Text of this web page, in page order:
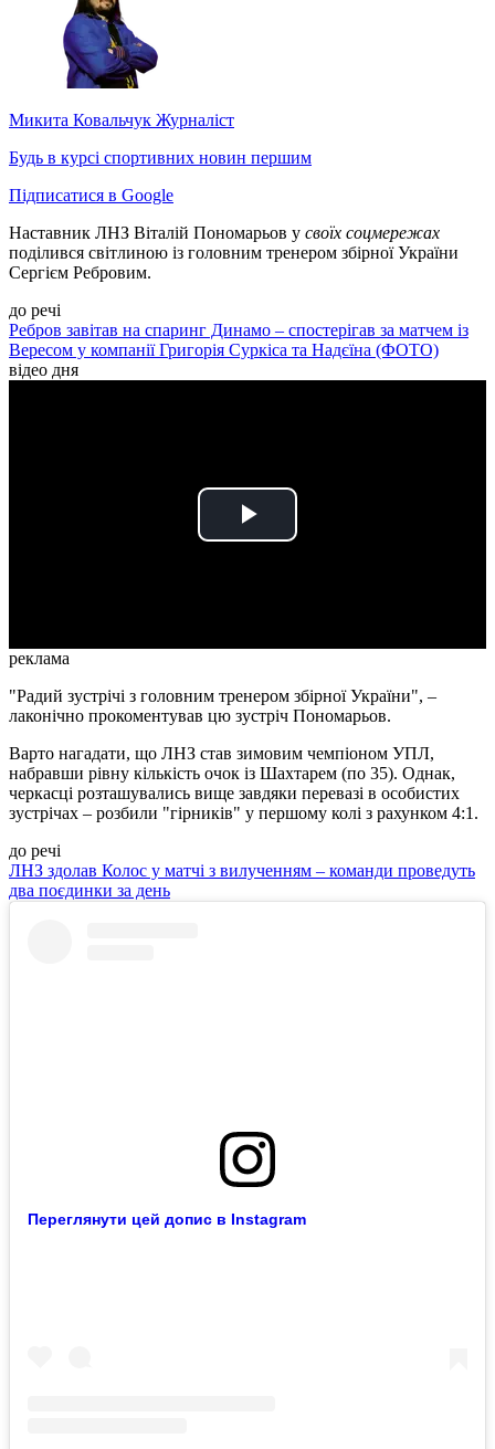
Микита Ковальчук Журналіст
Будь в курсі спортивних новин першим
Підписатися в Google
Наставник ЛНЗ Віталій Пономарьов у своїх соцмережах
поділився світлиною із головним тренером збірної України
Сергієм Ребровим.
до речі
Ребров завітав на спаринг Динамо – спостерігав за матчем із
Вересом у компанії Григорія Суркіса та Надєїна (ФОТО)
відео дня
Play
реклама
"Радий зустрічі з головним тренером збірної України", –
лаконічно прокоментував цю зустріч Пономарьов.
Варто нагадати, що ЛНЗ став зимовим чемпіоном УПЛ,
набравши рівну кількість очок із Шахтарем (по 35). Однак,
черкасці розташувались вище завдяки перевазі в особистих
зустрічах – розбили "гірників" у першому колі з рахунком 4:1.
до речі
ЛНЗ здолав Колос у матчі з вилученням – команди проведуть
два поєдинки за день
Переглянути цей допис в Instagram